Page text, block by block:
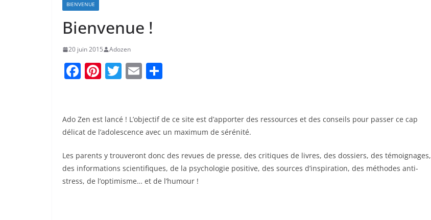
BIENVENUE
Bienvenue !
20 juin 2015 Adozen
F
e
b
o
o
k
Pi
e
st
T
er
E
l g
er
Ado Zen est lancé ! L’objectif de ce site est d’apporter des ressources et des conseils pour passer ce cap
délicat de l’adolescence avec un maximum de sérénité.
Les parents y trouveront donc des revues de presse, des critiques de livres, des dossiers, des témoignages,
des informations scientifiques, de la psychologie positive, des sources d’inspiration, des méthodes anti-
stress, de l’optimisme… et de l’humour !